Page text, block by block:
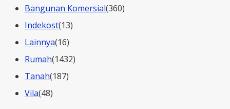
Bangunan Komersial(360)
Indekost(13)
Lainnya(16)
Rumah(1432)
Tanah(187)
Vila(48)